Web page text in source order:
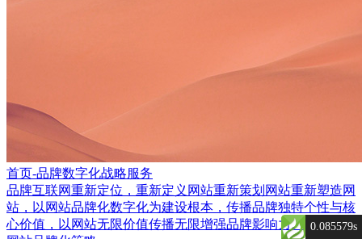
首页-品牌数字化战略服务
品牌互联网重新定位，重新定义网站重新策划网站重新塑造网
站，以网站品牌化数字化为建设根本，传播品牌独特个性与核
心价值，以网站无限价值传播无限增强品牌影响力。
0.085579s